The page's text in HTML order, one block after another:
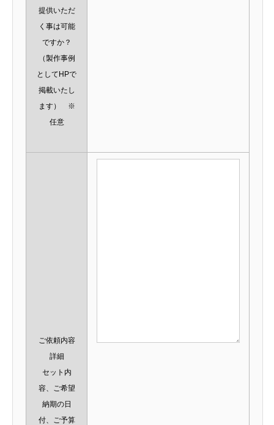
提供いただ
く事は可能
ですか？
（製作事例
としてHPで
掲載いたし
ます） ※
任意
ご依頼内容
詳細
セット内
容、ご希望
納期の日
付、ご予算